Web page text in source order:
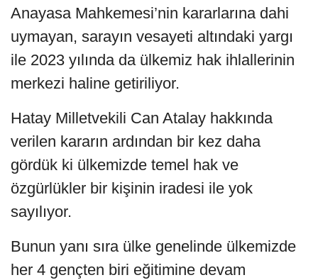
Anayasa Mahkemesi’nin kararlarına dahi
uymayan, sarayın vesayeti altındaki yargı
ile 2023 yılında da ülkemiz hak ihlallerinin
merkezi haline getiriliyor.
Hatay Milletvekili Can Atalay hakkında
verilen kararın ardından bir kez daha
gördük ki ülkemizde temel hak ve
özgürlükler bir kişinin iradesi ile yok
sayılıyor.
Bunun yanı sıra ülke genelinde ülkemizde
her 4 gençten biri eğitimine devam